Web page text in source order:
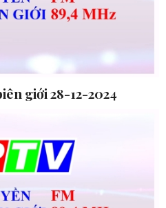
giới 28-12-2024